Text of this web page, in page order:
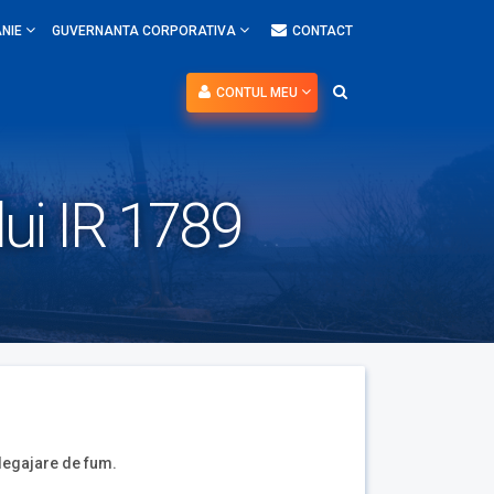
GUVERNANTA CORPORATIVA CONTACT
CONTUL MEU
IR 1789
de fum.